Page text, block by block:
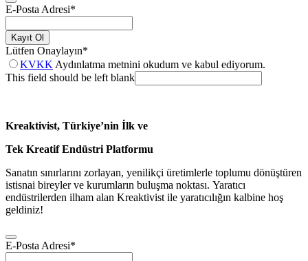
E-Posta Adresi*
Kayıt Ol
Lütfen Onaylayın*
KVKK Aydınlatma metnini okudum ve kabul ediyorum.
This field should be left blank
Kreaktivist, Türkiye’nin İlk ve
Tek Kreatif Endüstri Platformu
Sanatın sınırlarını zorlayan, yenilikçi üretimlerle toplumu dönüştüren
istisnai bireyler ve kurumların buluşma noktası. Yaratıcı
endüstrilerden ilham alan Kreaktivist ile yaratıcılığın kalbine hoş
geldiniz!
E-Posta Adresi*